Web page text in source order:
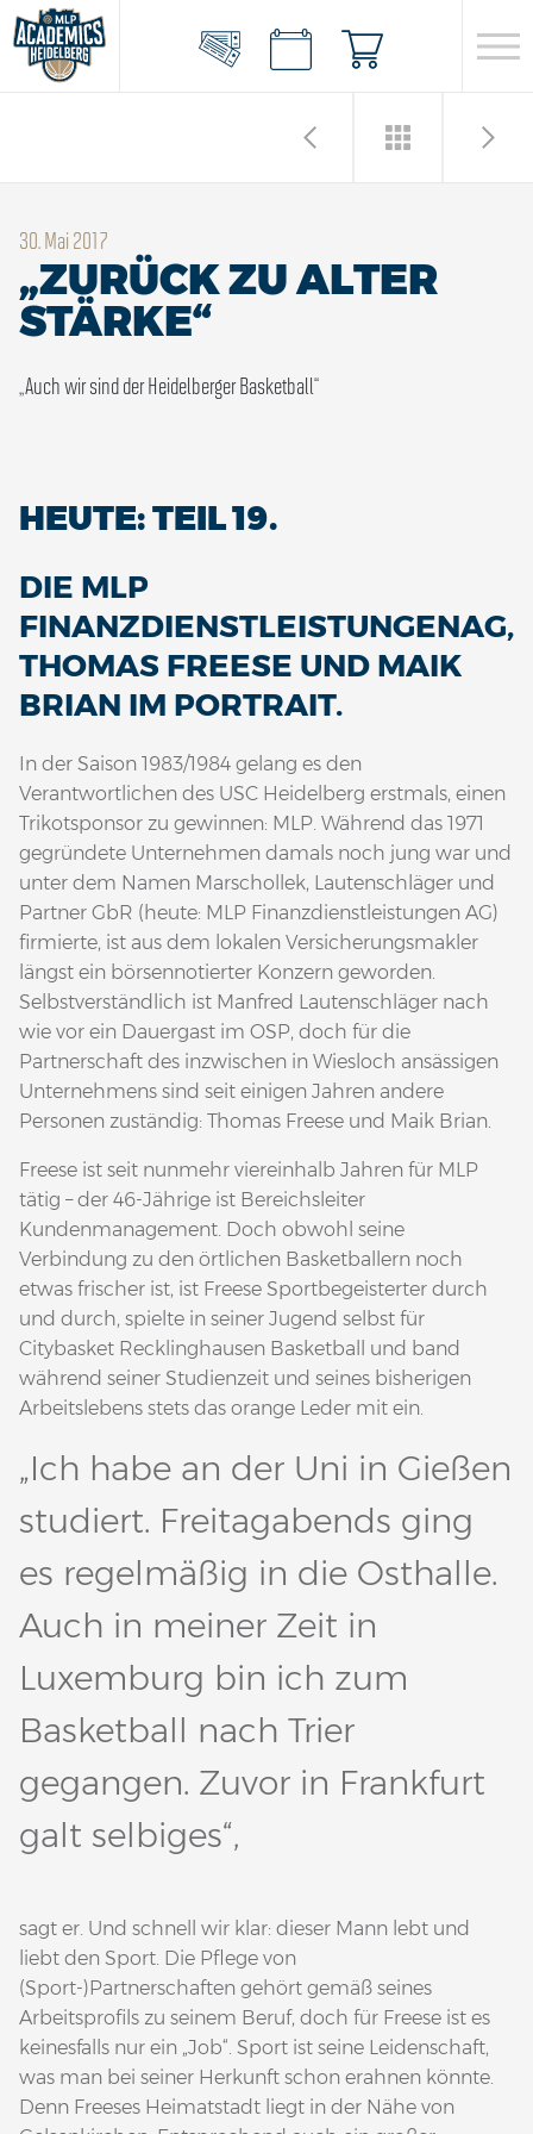
30. Mai 2017
„ZURÜCK ZU ALTER
STÄRKE“
„Auch wir sind der Heidelberger Basketball“
HEUTE: TEIL 19.
DIE MLP
FINANZDIENSTLEISTUNGENAG,
THOMAS FREESE UND MAIK
BRIAN IM PORTRAIT.
In der Saison 1983/1984 gelang es den
Verantwortlichen des USC Heidelberg erstmals, einen
Trikotsponsor zu gewinnen: MLP. Während das 1971
gegründete Unternehmen damals noch jung war und
unter dem Namen Marschollek, Lautenschläger und
Partner GbR (heute: MLP Finanzdienstleistungen AG)
firmierte, ist aus dem lokalen Versicherungsmakler
längst ein börsennotierter Konzern geworden.
Selbstverständlich ist Manfred Lautenschläger nach
wie vor ein Dauergast im OSP, doch für die
Partnerschaft des inzwischen in Wiesloch ansässigen
Unternehmens sind seit einigen Jahren andere
Personen zuständig: Thomas Freese und Maik Brian.
Freese ist seit nunmehr viereinhalb Jahren für MLP
tätig – der 46-Jährige ist Bereichsleiter
Kundenmanagement. Doch obwohl seine
Verbindung zu den örtlichen Basketballern noch
etwas frischer ist, ist Freese Sportbegeisterter durch
und durch, spielte in seiner Jugend selbst für
Citybasket Recklinghausen Basketball und band
während seiner Studienzeit und seines bisherigen
Arbeitslebens stets das orange Leder mit ein.
„Ich habe an der Uni in Gießen
studiert. Freitagabends ging
es regelmäßig in die Osthalle.
Auch in meiner Zeit in
Luxemburg bin ich zum
Basketball nach Trier
gegangen. Zuvor in Frankfurt
galt selbiges“,
sagt er. Und schnell wir klar: dieser Mann lebt und
liebt den Sport. Die Pflege von
(Sport-)Partnerschaften gehört gemäß seines
Arbeitsprofils zu seinem Beruf, doch für Freese ist es
keinesfalls nur ein „Job“. Sport ist seine Leidenschaft,
was man bei seiner Herkunft schon erahnen könnte.
Denn Freeses Heimatstadt liegt in der Nähe von